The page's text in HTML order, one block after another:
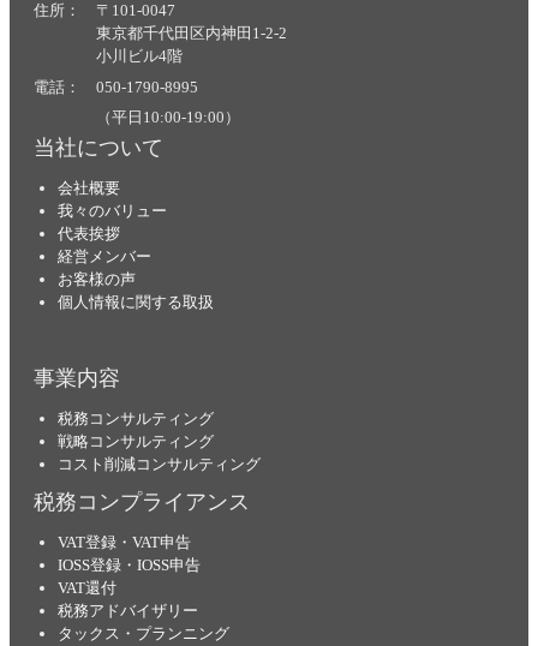
住所： 〒101-0047
東京都千代田区内神田1-2-2
小川ビル4階
電話： 050-1790-8995
（平日10:00-19:00）
当社について
会社概要
我々のバリュー
代表挨拶
経営メンバー
お客様の声
個人情報に関する取扱
事業内容
税務コンサルティング
戦略コンサルティング
コスト削減コンサルティング
税務コンプライアンス
VAT登録・VAT申告
IOSS登録・IOSS申告
VAT還付
税務アドバイザリー
タックス・プランニング